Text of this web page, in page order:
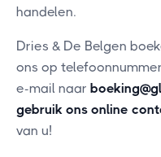
handelen.
Dries & De Belgen
ons op
e-mail naar
gebruik ons online
van u!